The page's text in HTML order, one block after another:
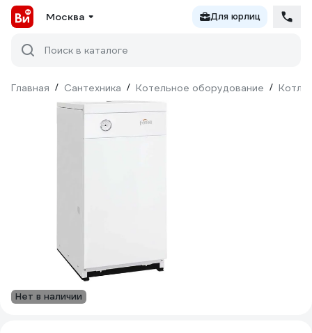
Москва Для юрлиц
Поиск в каталоге
Главная / Сантехника / Котельное оборудование / Котлы
Нет в наличии